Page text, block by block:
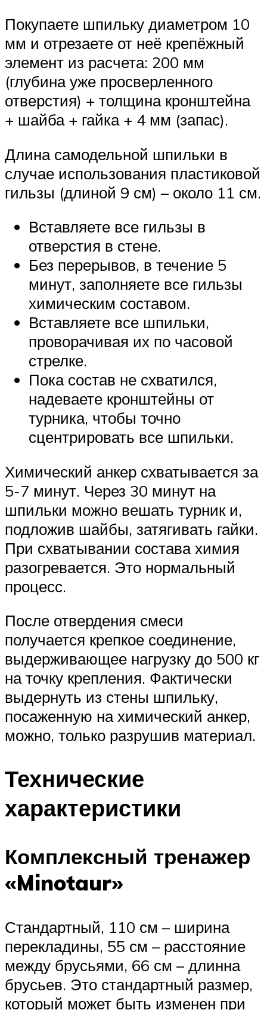
Покупаете шпильку диаметром 10
мм и отрезаете от неё крепёжный
элемент из расчета: 200 мм
(глубина уже просверленного
отверстия) + толщина кронштейна
+ шайба + гайка + 4 мм (запас).
Длина самодельной шпильки в
случае использования пластиковой
гильзы (длиной 9 см) – около 11 см.
Вставляете все гильзы в
отверстия в стене.
Без перерывов, в течение 5
минут, заполняете все гильзы
химическим составом.
Вставляете все шпильки,
проворачивая их по часовой
стрелке.
Пока состав не схватился,
надеваете кронштейны от
турника, чтобы точно
сцентрировать все шпильки.
Химический анкер схватывается за
5-7 минут. Через 30 минут на
шпильки можно вешать турник и,
подложив шайбы, затягивать гайки.
При схватывании состава химия
разогревается. Это нормальный
процесс.
После отвердения смеси
получается крепкое соединение,
выдерживающее нагрузку до 500 кг
на точку крепления. Фактически
выдернуть из стены шпильку,
посаженную на химический анкер,
можно, только разрушив материал.
Технические
характеристики
Комплексный тренажер
«Minotaur»
Стандартный, 110 см – ширина
перекладины, 55 см – расстояние
между брусьями, 66 см – длинна
брусьев. Это стандартный размер,
который может быть изменен при